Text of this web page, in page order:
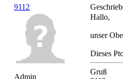
9112
Admin
Hallo,
unser
Dieses
Gruß